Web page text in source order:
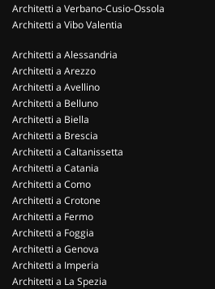
Architetti a Verbano-Cusio-Ossola
Architetti a Vibo Valentia
Architetti a Alessandria
Architetti a Arezzo
Architetti a Avellino
Architetti a Belluno
Architetti a Biella
Architetti a Brescia
Architetti a Caltanissetta
Architetti a Catania
Architetti a Como
Architetti a Crotone
Architetti a Fermo
Architetti a Foggia
Architetti a Genova
Architetti a Imperia
Architetti a La Spezia